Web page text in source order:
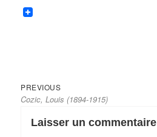
Navigation
de
l’article
PREVIOUSPrevious
post:
Cozic, Louis (1894-1915)
Laisser un commentaire